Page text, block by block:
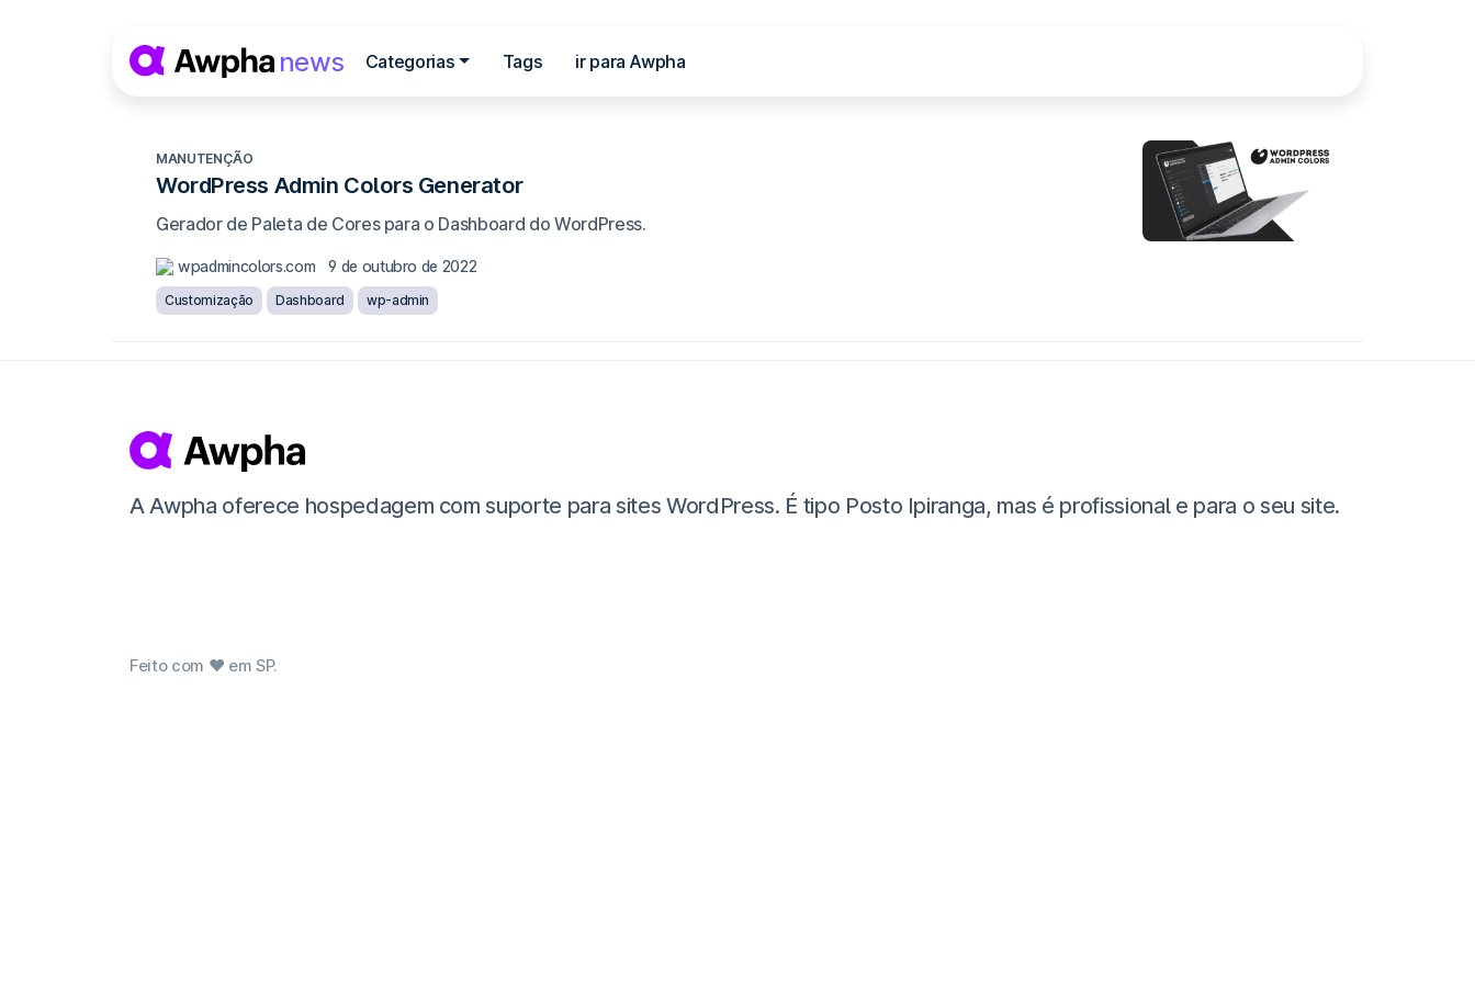
MANUTENÇÃO
WordPress Admin Colors Generator
Gerador de Paleta de Cores para o Dashboard do WordPress.
wpadmincolors.com 9 de outubro de 2022
Customização Dashboard wp-admin
Navegação principal
news Categorias Tags ir para Awpha
A Awpha oferece hospedagem com suporte para sites WordPress. É tipo Posto Ipiranga, mas é profissional e para o seu site.
Feito com ❤ em SP.